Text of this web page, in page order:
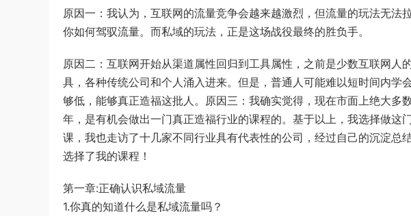
原因一：我认为，互联网的流量竞争会越来越激烈，但流量的玩法无法
你如何驾驭流量。而私域的玩法，正是这场战役最终的胜负手。
原因二：互联网开始从渠道属性回归到工具属性，之前是少数互联网人
具，各种传统公司和个人涌入进来。但是，普通人可能难以短时间内学
够低，能够真正造福这批人。原因三：我确实觉得，现在市面上绝大多
年，是有机会做出一门真正造福行业的课程的。基于以上，我选择做这
课，我也走访了十几家不同行业具有代表性的公司，经过自己的沉淀总
选择了我的课程！
第一章:正确认识私域流量
1.你真的知道什么是私域流量吗？